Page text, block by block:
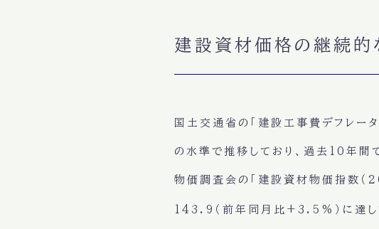
建設資材価格の継続的
国土交通省の「建設工事費デフレ
の水準で推移しており、過去10年間
物価調査会の「建設資材物価指数
143.9（前年同月比+3.5%）に達し